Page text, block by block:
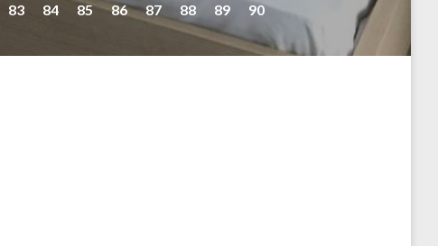
83 84 85 86 87 88 89 90